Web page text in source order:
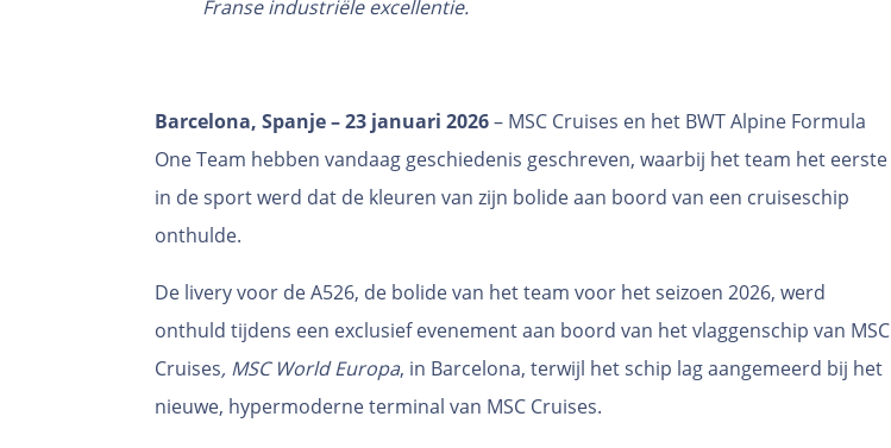
Franse industriële excellentie.
Barcelona, Spanje – 23 januari 2026– MSC Cruises en het BWT Alpine Formula
One Team hebben vandaag geschiedenis geschreven, waarbij het team het eerste
in de sport werd dat de kleuren van zijn bolide aan boord van een cruiseschip
onthulde.
De livery voor de A526, de bolide van het team voor het seizoen 2026, werd
onthuld tijdens een exclusief evenement aan boord van het vlaggenschip van MSC
Cruises, MSC World Europa, in Barcelona, terwijl het schip lag aangemeerd bij het
nieuwe, hypermoderne terminal van MSC Cruises.